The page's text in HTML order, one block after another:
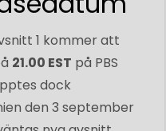
1 kommer att
21.00 EST på PBS
dock
den 3 september